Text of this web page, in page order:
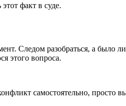
факт в суде.
Следом разобраться, а было
этого вопроса.
самостоятельно, просто